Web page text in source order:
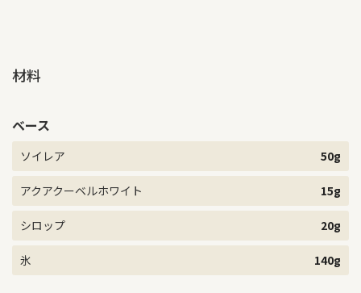
材料
ベース
ソイレア 50g
アクアクーベルホワイト 15g
シロップ 20g
氷 140g